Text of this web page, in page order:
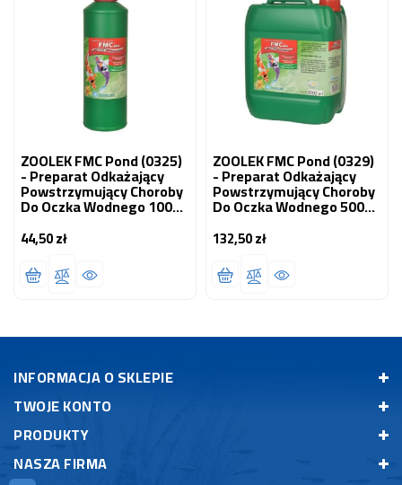
ZOOLEK FMC Pond (0325)
- Preparat Odkażający
Powstrzymujący Choroby
Do Oczka Wodnego 1000
44,50 złCena
ZOOLEK FMC Pond (0329)
- Preparat Odkażający
Powstrzymujący Choroby
Do Oczka Wodnego 5000
132,50 złCena
INFORMACJA O SKLEPIE
TWOJE KONTO
PRODUKTY
NASZA FIRMA